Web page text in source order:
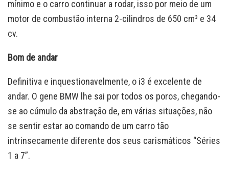
mínimo e o carro continuar a rodar, isso por meio de um
motor de combustão interna 2-cilindros de 650 cm³ e 34
cv.
Bom de andar
Definitiva e inquestionavelmente, o i3 é excelente de
andar. O gene BMW lhe sai por todos os poros, chegando-
se ao cúmulo da abstração de, em várias situações, não
se sentir estar ao comando de um carro tão
intrinsecamente diferente dos seus carismáticos “Séries
1 a 7”.